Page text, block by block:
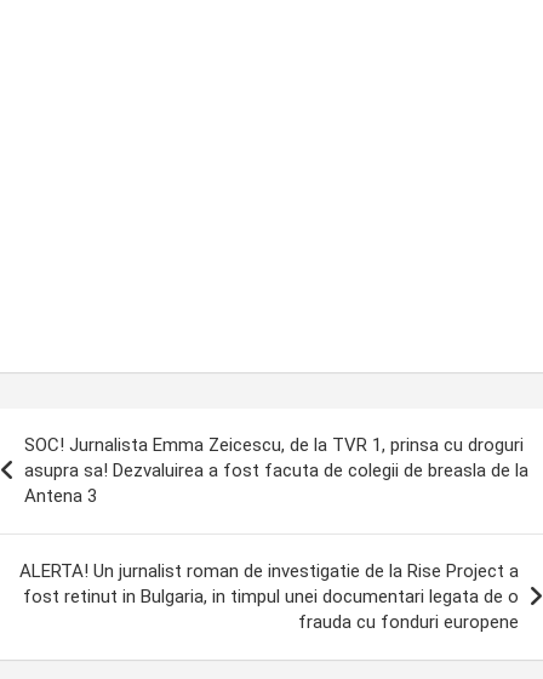
SOC! Jurnalista Emma Zeicescu, de la TVR 1, prinsa cu droguri
asupra sa! Dezvaluirea a fost facuta de colegii de breasla de la
Antena 3
ALERTA! Un jurnalist roman de investigatie de la Rise Project a
fost retinut in Bulgaria, in timpul unei documentari legata de o
frauda cu fonduri europene